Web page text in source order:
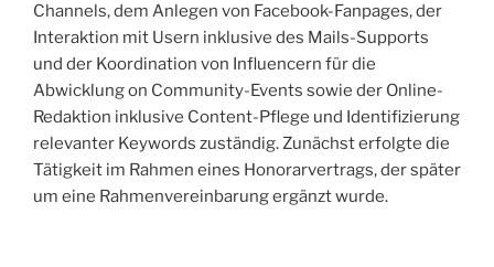
Channels, dem Anlegen von Facebook-Fanpages, der
Interaktion mit Usern inklusive des Mails-Supports
und der Koordination von Influencern für die
Abwicklung on Community-Events sowie der Online-
Redaktion inklusive Content-Pflege und Identifizierung
relevanter Keywords zuständig. Zunächst erfolgte die
Tätigkeit im Rahmen eines Honorarvertrags, der später
um eine Rahmenvereinbarung ergänzt wurde.